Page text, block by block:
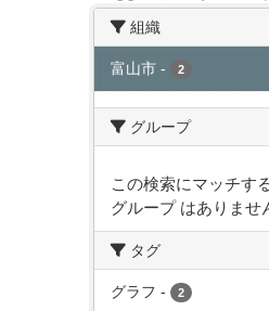
組織
富山市 - 2
グループ
この検索にマッチす
グループ はありませ
タグ
グラフ - 2